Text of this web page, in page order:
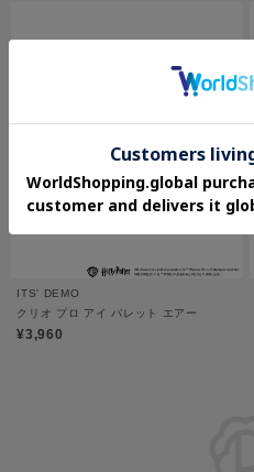
ITS' DEMO
クリオ プロ アイ パレット エアー
¥3,960